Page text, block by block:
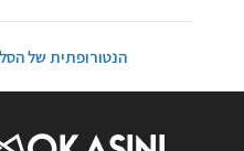
הנטורופתית של